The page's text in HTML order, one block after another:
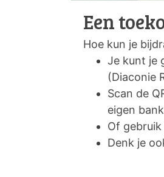
Een
Hoe kun je
Je kunt je
(Diaconie
Scan de
eigen
Of gebruik
Denk je